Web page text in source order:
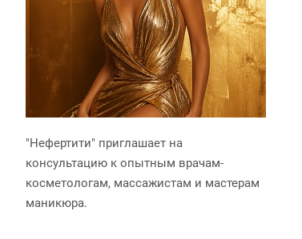
"Нефертити" приглашает на
консультацию к опытным врачам-
косметологам, массажистам и мастерам
маникюра.